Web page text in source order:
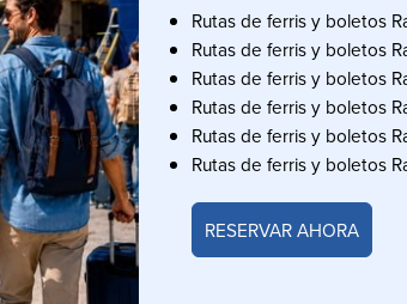
Rutas de ferris y boletos
Rutas de ferris y boletos
Rutas de ferris y boletos
Rutas de ferris y boletos
Rutas de ferris y boletos
Rutas de ferris y boletos
RESERVAR AHORA